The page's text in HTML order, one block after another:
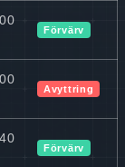
Förvärv
Avyttring
Förvärv